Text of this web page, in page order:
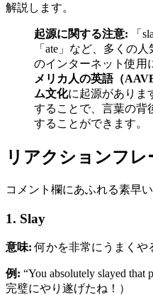
解説します。
起源に関する注意: 「
「ate」など、多くの
のインターネット使用
メリカ人の英語（
ム文化に起源がありま
することで、言葉の背
することができます。
リアクションフレ
コメント欄にあふれる素早い
1. Slay
意味: 何かを非常にうまくや
例: “You absolutely slayed
完璧にやり遂げたね！）